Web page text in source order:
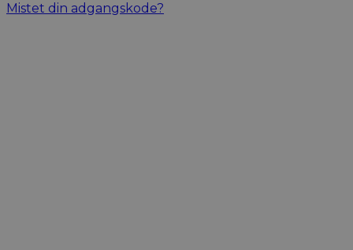
Mistet din adgangskode?